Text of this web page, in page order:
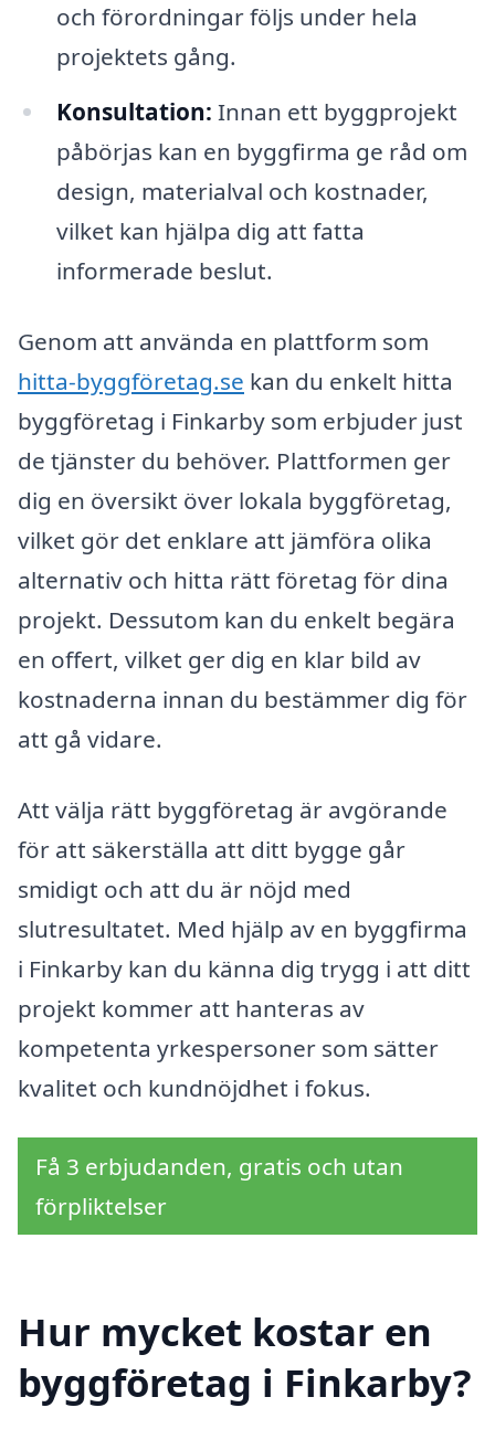
och förordningar följs under hela
projektets gång.
Konsultation: Innan ett byggprojekt
påbörjas kan en byggfirma ge råd om
design, materialval och kostnader,
vilket kan hjälpa dig att fatta
informerade beslut.
Genom att använda en plattform som
hitta-byggföretag.se kan du enkelt hitta
byggföretag i Finkarby som erbjuder just
de tjänster du behöver. Plattformen ger
dig en översikt över lokala byggföretag,
vilket gör det enklare att jämföra olika
alternativ och hitta rätt företag för dina
projekt. Dessutom kan du enkelt begära
en offert, vilket ger dig en klar bild av
kostnaderna innan du bestämmer dig för
att gå vidare.
Att välja rätt byggföretag är avgörande
för att säkerställa att ditt bygge går
smidigt och att du är nöjd med
slutresultatet. Med hjälp av en byggfirma
i Finkarby kan du känna dig trygg i att ditt
projekt kommer att hanteras av
kompetenta yrkespersoner som sätter
kvalitet och kundnöjdhet i fokus.
Få 3 erbjudanden, gratis och utan
förpliktelser
Hur mycket kostar en
byggföretag i Finkarby?